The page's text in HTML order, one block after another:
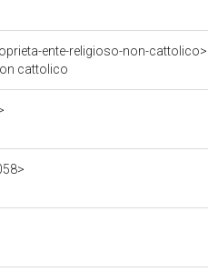
ente-religioso-non-cattolico>
cattolico